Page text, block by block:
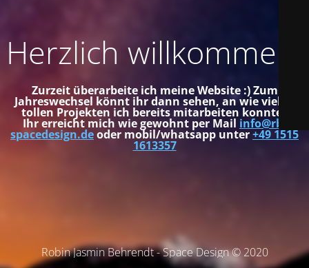
Herzlich willkommen!
Zurzeit überarbeite ich meine Website :) Zum
Jahreswechsel könnt ihr dann sehen, an wie vielen
tollen Projekten ich bereits mitarbeiten konnte.
Ihr erreicht mich wie gewohnt per Mail info@rb-
spacedesign.deoder mobil/whatsapp unter+49 1515
1613357
Robin Jasmin Behrendt - Space Design © 2020